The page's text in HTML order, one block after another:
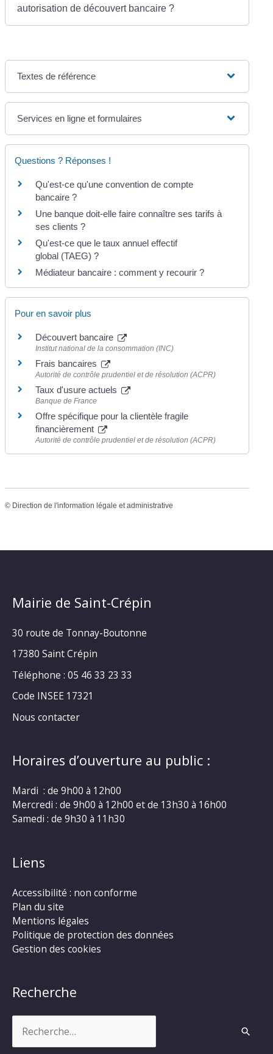
autorisation de découvert bancaire ?
Textes de référence
Services en ligne et formulaires
Questions ? Réponses !
Qu'est-ce qu'une convention de compte
bancaire ?
Une banque doit-elle faire connaître ses tarifs à
ses clients ?
Qu'est-ce que le taux annuel effectif
global (TAEG) ?
Médiateur bancaire : comment y recourir ?
Pour en savoir plus
Découvert bancaire
Institut national de la consommation (INC)
Frais bancaires
Autorité de contrôle prudentiel et de résolution (ACPR)
Taux d'usure actuels
Banque de France
Offre spécifique pour la clientèle fragile
financièrement
Autorité de contrôle prudentiel et de résolution (ACPR)
© Direction de l'information légale et administrative
Mairie de Saint-Crépin
30 route de Tonnay-Boutonne
17380 Saint Crépin
Téléphone : 05 46 33 23 33
Code INSEE 17321
Nous contacter
Horaires d’ouverture au public :
Mardi : de 9h00 à 12h00
Mercredi : de 9h00 à 12h00 et de 13h30 à 16h00
Samedi : de 9h30 à 11h30
Liens
Accessibilité : non conforme
Plan du site
Mentions légales
Politique de protection des données
Gestion des cookies
Recherche